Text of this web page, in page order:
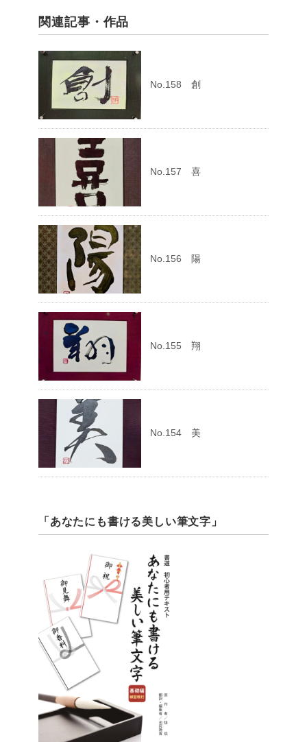
関連記事・作品
No.158 創
No.157 喜
No.156 陽
No.155 翔
No.154 美
「あなたにも書ける美しい筆文字」